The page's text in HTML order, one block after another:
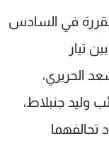
في السادس
تيار
الحريري،
وليد جنبلاط،
تحالفهما